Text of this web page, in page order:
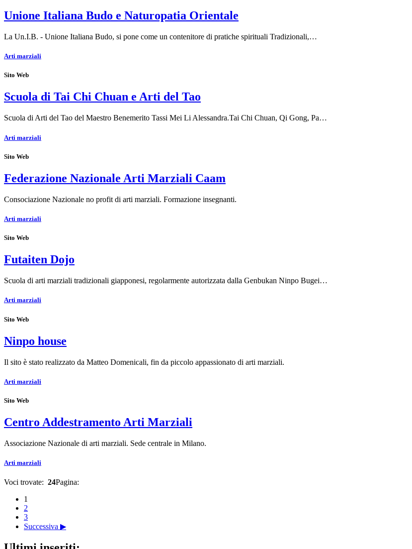
Unione Italiana Budo e Naturopatia Orientale
La Un.I.B. - Unione Italiana Budo, si pone come un contenitore di pratiche spirituali Tradizionali,…
Arti marziali
Sito Web
Scuola di Tai Chi Chuan e Arti del Tao
Scuola di Arti del Tao del Maestro Benemerito Tassi Mei Li Alessandra.Tai Chi Chuan, Qi Gong, Pa…
Arti marziali
Sito Web
Federazione Nazionale Arti Marziali Caam
Consociazione Nazionale no profit di arti marziali. Formazione insegnanti.
Arti marziali
Sito Web
Futaiten Dojo
Scuola di arti marziali tradizionali giapponesi, regolarmente autorizzata dalla Genbukan Ninpo Bugei…
Arti marziali
Sito Web
Ninpo house
Il sito è stato realizzato da Matteo Domenicali, fin da piccolo appassionato di arti marziali.
Arti marziali
Sito Web
Centro Addestramento Arti Marziali
Associazione Nazionale di arti marziali. Sede centrale in Milano.
Arti marziali
Voci trovate: 24Pagina:
1
2
3
Successiva ▶